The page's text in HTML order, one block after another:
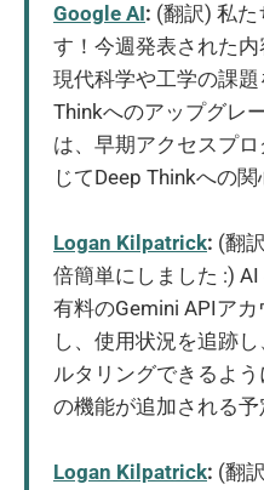
Google AI: (翻訳) 私
す！今週発表された
現代科学や工学の課
Thinkへのアップグレ
は、早期アクセスプ
じてDeep Thinkへの関
Logan Kilpatrick: (翻
倍簡単にしました :) AI
有料のGemini APIア
し、使用状況を追跡
ルタリングできるよ
の機能が追加される予
Logan Kilpatrick: (翻